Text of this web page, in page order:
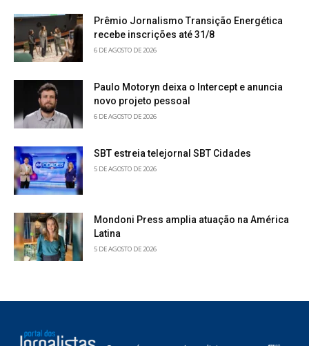
Prêmio Jornalismo Transição Energética
recebe inscrições até 31/8
6 DE AGOSTO DE 2026
Paulo Motoryn deixa o Intercept e anuncia
novo projeto pessoal
6 DE AGOSTO DE 2026
SBT estreia telejornal SBT Cidades
5 DE AGOSTO DE 2026
Mondoni Press amplia atuação na América
Latina
5 DE AGOSTO DE 2026